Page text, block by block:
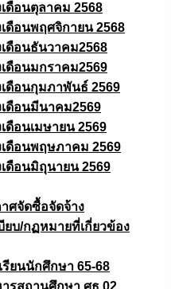
ดือนตุลาคม 2568
ดือนพฤศจิกายน 2568
ดือนธันวาคม2568
ดือนมกราคม2569
ดือนกุมภาพันธ์ 2569
ดือนมีนาคม2569
ดือนเมษายน 2569
ดือนพฤษภาคม 2569
ดือนมิถุนายน 2569
ศจัดซื้อจัดจ้าง
ยบ/กฏหมายที่เกี่ยวข้อง
ยนนักศึกษา 65-68
รสถานศึกษา ศธ.02